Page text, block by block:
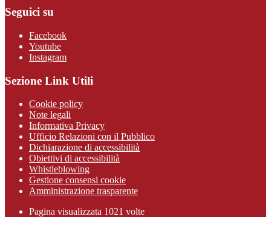
Seguici su
Facebook
Youtube
Instagram
Sezione Link Utili
Cookie policy
Note legali
Informativa Privacy
Ufficio Relazioni con il Pubblico
Dichiarazione di accessibilità
Obiettivi di accessibilità
Whistleblowing
Gestione consensi cookie
Amministrazione trasparente
Pagina visualizzata 1021 volte